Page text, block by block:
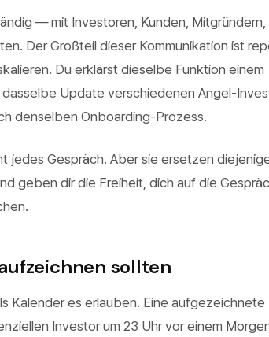
— mit Investoren, Kunden, Mitgründern,
Der Großteil dieser Kommunikation ist
Du erklärst dieselbe Funktion einem
Update verschiedenen Angel-
denselben Onboarding-Prozess.
jedes Gespräch. Aber sie ersetzen
geben dir die Freiheit, dich auf die
sollten
Kalender es erlauben. Eine aufgezeichnete
Investor um 23 Uhr vor einem